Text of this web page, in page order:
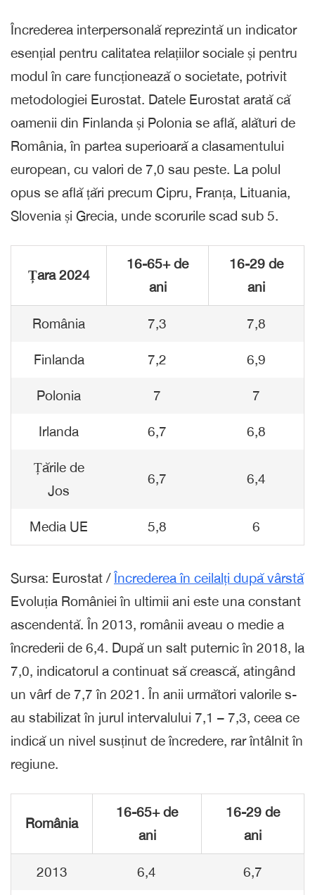
Încrederea interpersonală reprezintă un indicator
esențial pentru calitatea relațiilor sociale și pentru
modul în care funcționează o societate, potrivit
metodologiei Eurostat. Datele Eurostat arată că
oamenii din Finlanda și Polonia se află, alături de
România, în partea superioară a clasamentului
european, cu valori de 7,0 sau peste. La polul
opus se află țări precum Cipru, Franța, Lituania,
Slovenia și Grecia, unde scorurile scad sub 5.
Țara 2024
16-65+ de
ani
16-29 de
ani
România 7,3 7,8
Finlanda 7,2 6,9
Polonia 7 7
Irlanda 6,7 6,8
Țările de
Jos
6,7 6,4
Media UE 5,8 6
Sursa: Eurostat /Încrederea în ceilalți după vârstă
Evoluția României în ultimii ani este una constant
ascendentă. În 2013, românii aveau o medie a
încrederii de 6,4. După un salt puternic în 2018, la
7,0, indicatorul a continuat să crească, atingând
un vârf de 7,7 în 2021. În anii următori valorile s-
au stabilizat în jurul intervalului 7,1 – 7,3, ceea ce
indică un nivel susținut de încredere, rar întâlnit în
regiune.
România
16-65+ de
ani
16-29 de
ani
2013 6,4 6,7